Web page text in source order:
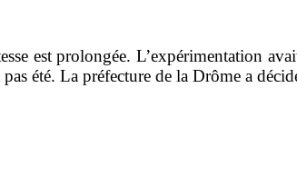
est prolongée. L’expérimentation
pas été. La préfecture de la Drôme a